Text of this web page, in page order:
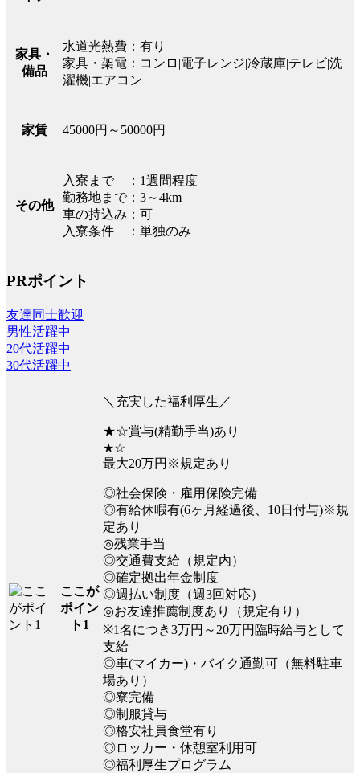
家具・
備品
水道光熱費：有り
家具・架電：コンロ|電子レンジ|冷蔵庫|テレビ|洗
濯機|エアコン
家賃 45000円～50000円
その他
入寮まで ：1週間程度
勤務地まで：3～4km
車の持込み：可
入寮条件 ：単独のみ
PRポイント
友達同士歓迎
男性活躍中
20代活躍中
30代活躍中
ここが
ポイン
ト1
＼充実した福利厚生／
★☆賞与(精勤手当)あり
★☆
最大20万円※規定あり
◎社会保険・雇用保険完備
◎有給休暇有(6ヶ月経過後、10日付与)※規
定あり
◎残業手当
◎交通費支給（規定内）
◎確定拠出年金制度
◎週払い制度（週3回対応）
◎お友達推薦制度あり（規定有り）
※1名につき3万円～20万円臨時給与として
支給
◎車(マイカー)・バイク通勤可（無料駐車
場あり）
◎寮完備
◎制服貸与
◎格安社員食堂有り
◎ロッカー・休憩室利用可
◎福利厚生プログラム